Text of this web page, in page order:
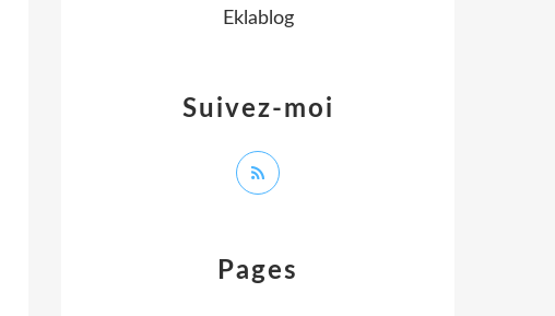
Pages
Suivez-moi
Eklablog